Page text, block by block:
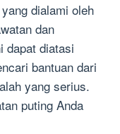
dialami oleh
dan
dapat diatasi
bantuan dari
yang serius.
puting Anda